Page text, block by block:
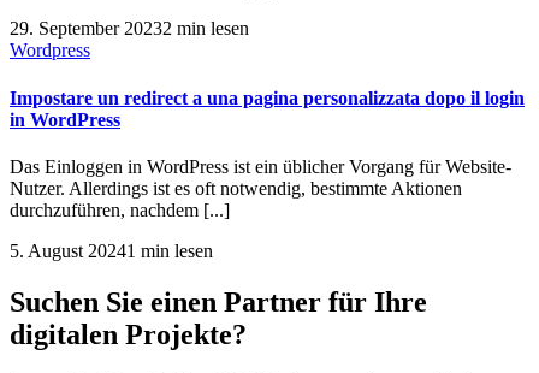
29. September 20232 min lesen
Wordpress
Impostare un redirect a una pagina personalizzata dopo il login
in WordPress
Das Einloggen in WordPress ist ein üblicher Vorgang für Website-
Nutzer. Allerdings ist es oft notwendig, bestimmte Aktionen
durchzuführen, nachdem [...]
5. August 20241 min lesen
Suchen Sie einen Partner für Ihre
digitalen Projekte?